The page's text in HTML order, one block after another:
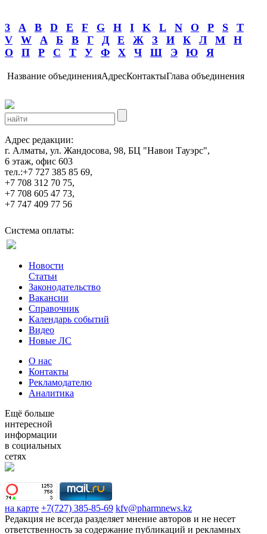
3 A B D E F G H I K L N O P S
T
V
W А Б В Г Д Е Ж З И К Л М
Н
О
П Р С Т У Ф Х Ч Ш Э Ю Я
Название объединенияАдресКонтактыГлава объединения
Адрес редакции:
г. Алматы, ул. Жандосова, 98, БЦ "Навои Тауэрс",
6 этаж, офис 603
тел.:+7 727 385 85 69,
+7 708 312 70 75,
+7 708 605 47 73,
+7 747 409 77 56
Система оплаты:
Новости
Статьи
Законодательство
Вакансии
Справочник
Календарь событий
Видео
Новые ЛС
О нас
Контакты
Рекламодателю
Аналитика
Ещё больше
интересной
информации
в социальных
сетях
на карте +7(727) 385-85-69 kfv@pharmnews.kz
Редакция не всегда разделяет мнение авторов и не несет
ответственность за содержание публикаций и рекламных